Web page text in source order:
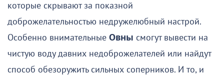
которые скрывают за показной
доброжелательностью недружелюбный настрой.
Особенно внимательные Овны смогут вывести на
чистую воду давних недоброжелателей или найдут
способ обезоружить сильных соперников. И то, и